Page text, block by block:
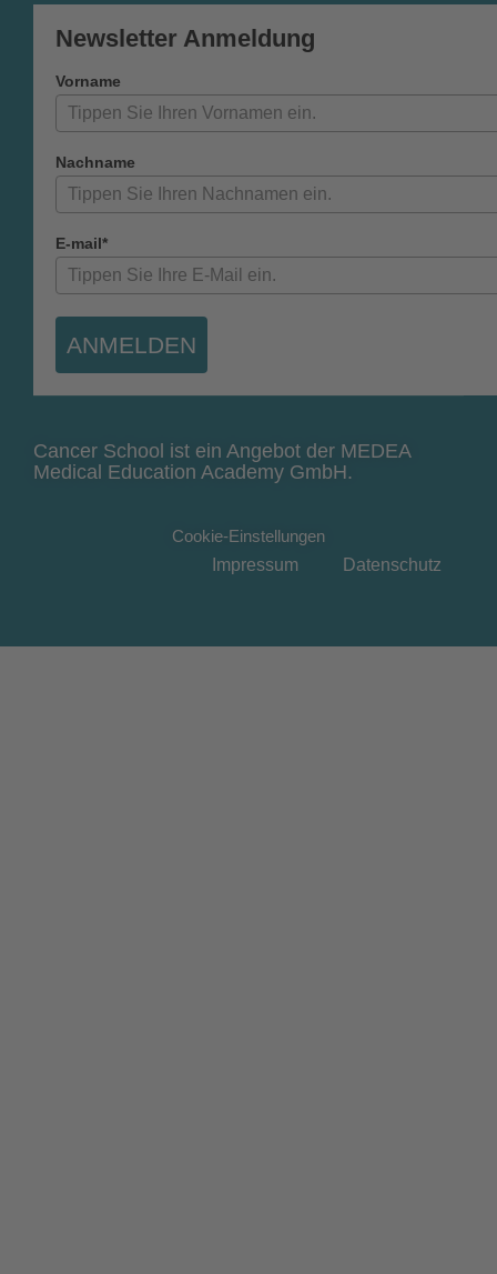
Newsletter Anmeldung
Vorname
Nachname
E-mail*
ANMELDEN
Cancer School ist ein Angebot der MEDEA
Medical Education Academy GmbH.
Cookie-Einstellungen
Impressum
Datenschutz